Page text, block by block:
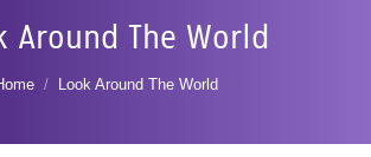
Around The World
are here:
Look Around The World